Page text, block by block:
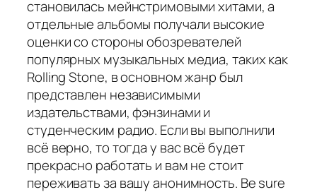
становилась мейнстримовыми хитами, а
отдельные альбомы получали высокие
оценки со стороны обозревателей
популярных музыкальных медиа, таких как
Rolling Stone, в основном жанр был
представлен независимыми
издательствами, фэнзинами и
студенческим радио. Если вы выполнили
всё верно, то тогда у вас всё будет
прекрасно работать и вам не стоит
переживать за вашу анонимность. Be sure